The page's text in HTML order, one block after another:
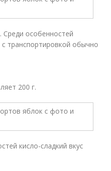
Среди особенностей
транспортировкой обычно
200 г.
кисло-сладкий вкус